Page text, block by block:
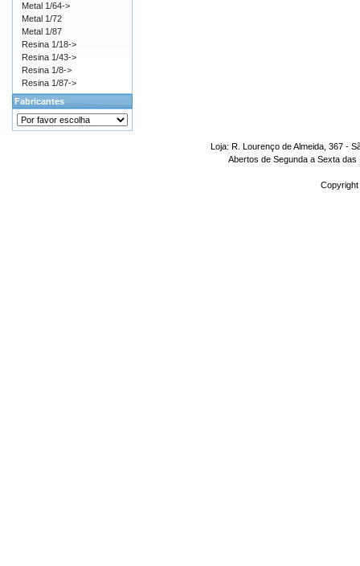
Metal 1/64->
Metal 1/72
Metal 1/87
Resina 1/18->
Resina 1/43->
Resina 1/8->
Resina 1/87->
Fabricantes
Loja: R. Lourenço de Almeida, 367 -
Abertos de Segunda a Sexta